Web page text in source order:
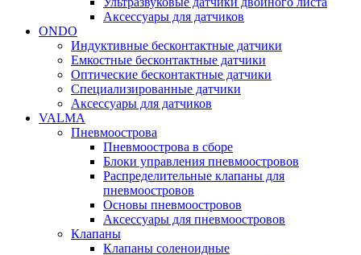
Аксессуары для датчиков
ONDO
Индуктивные бесконтактные датчики
Емкостные бесконтактные датчики
Оптические бесконтактные датчики
Специализированные датчики
Аксессуары для датчиков
VALMA
Пневмоострова
Пневмоострова в сборе
Блоки управления пневмоостровов
Распределительные клапаны для
пневмоостровов
Основы пневмоостровов
Аксессуары для пневмоостровов
Клапаны
Клапаны соленоидные